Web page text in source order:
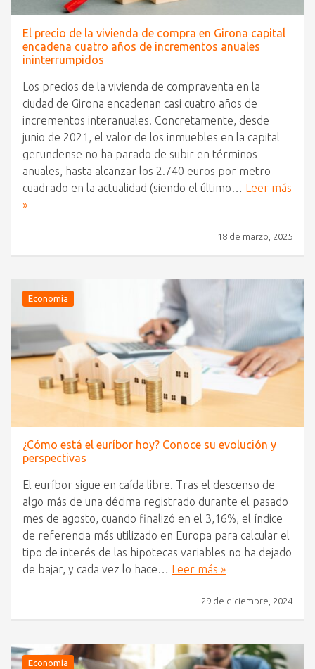
El precio de la vivienda de compra en Girona capital
encadena cuatro años de incrementos anuales
ininterrumpidos
Los precios de la vivienda de compraventa en la
ciudad de Girona encadenan casi cuatro años de
incrementos interanuales. Concretamente, desde
junio de 2021, el valor de los inmuebles en la capital
gerundense no ha parado de subir en términos
anuales, hasta alcanzar los 2.740 euros por metro
cuadrado en la actualidad (siendo el último…
Leer más
»
18 de marzo, 2025
Economía
¿Cómo está el euríbor hoy? Conoce su evolución y
perspectivas
El euríbor sigue en caída libre. Tras el descenso de
algo más de una décima registrado durante el pasado
mes de agosto, cuando finalizó en el 3,16%, el índice
de referencia más utilizado en Europa para calcular el
tipo de interés de las hipotecas variables no ha dejado
de bajar, y cada vez lo hace…
Leer más »
29 de diciembre, 2024
Economía